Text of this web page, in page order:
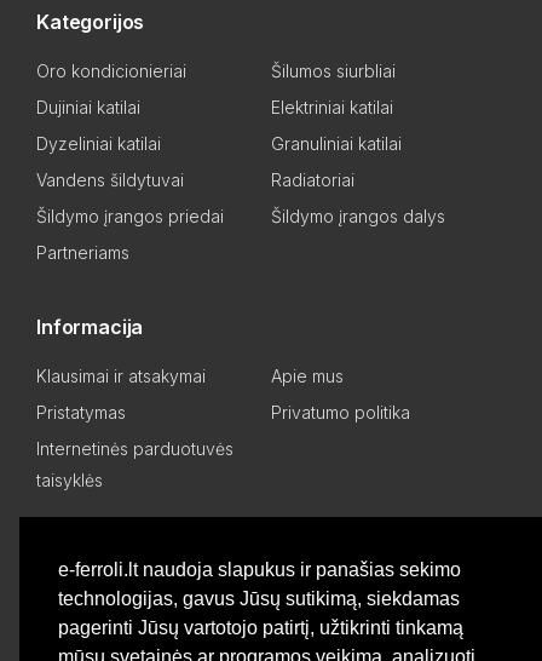
e-ferroli.lt naudoja slapukus ir panašias sekimo
technologijas, gavus Jūsų sutikimą, siekdamas
pagerinti Jūsų vartotojo patirtį, užtikrinti tinkamą
mūsų svetainės ar programos veikimą, analizuoti
Kategorijos
Oro kondicionieriai
Šilumos siurbliai
Dujiniai katilai
Elektriniai katilai
Dyzeliniai katilai
Granuliniai katilai
Vandens šildytuvai
Radiatoriai
Šildymo įrangos priedai
Šildymo įrangos dalys
Partneriams
Informacija
Klausimai ir atsakymai
Apie mus
Pristatymas
Privatumo politika
Internetinės parduotuvės
taisyklės
Asmeninis kabinetas
Pageidavimų sąrašas
Palyginti produktus
Basket